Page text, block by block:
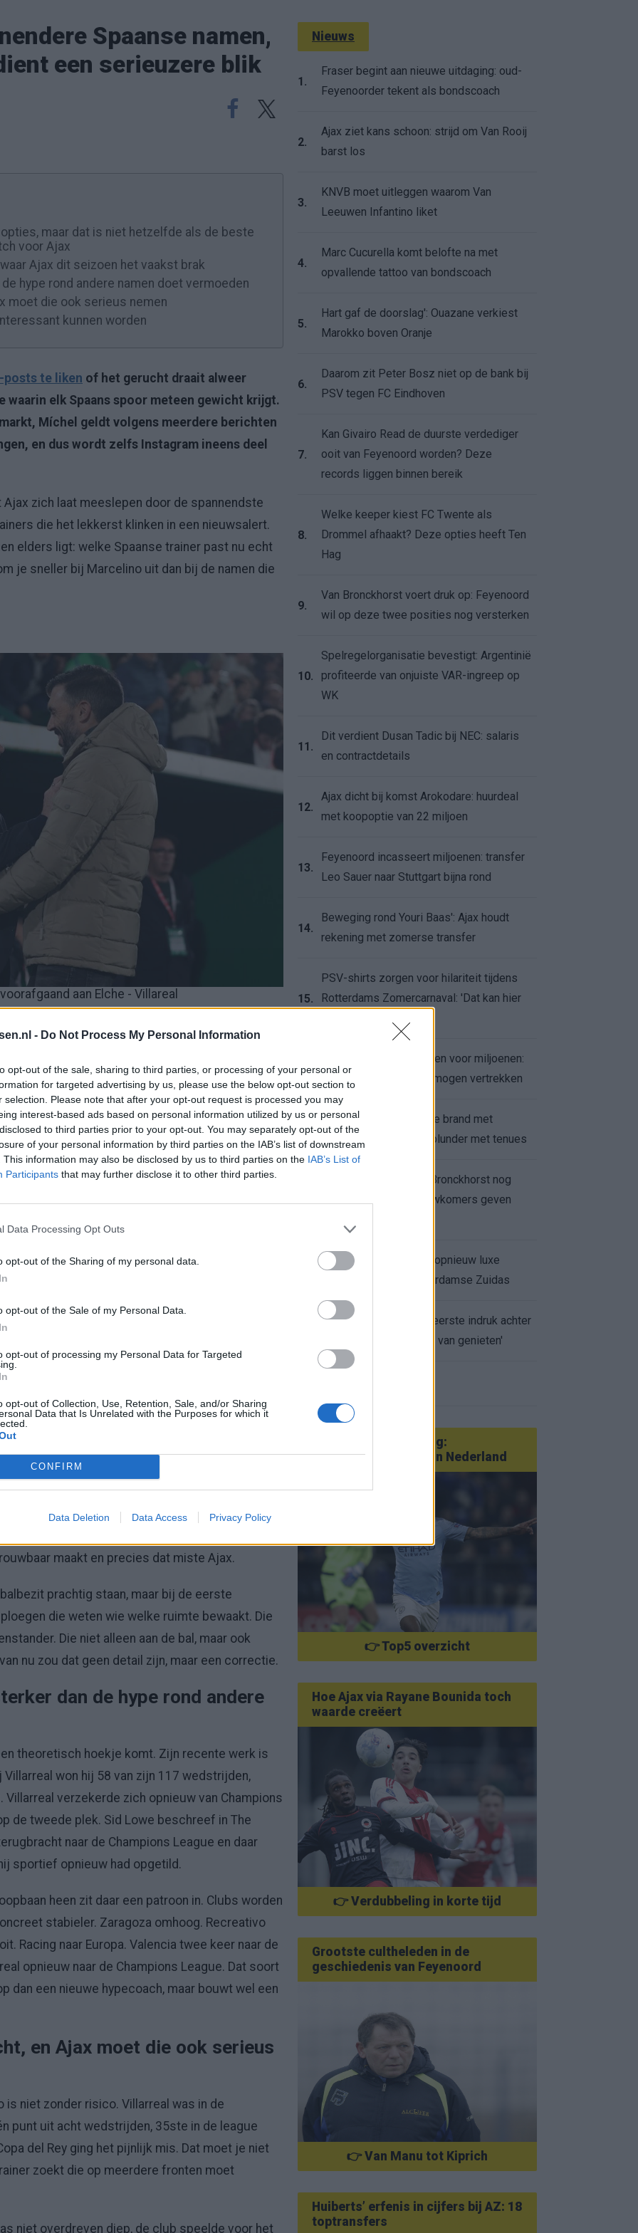
- Do Not Process My Personal Information
opt-out of the sale, sharing to third parties, or processing of your personal or
for targeted advertising by us, please use the below opt-out section to
selection. Please note that after your opt-out request is processed you may
interest-based ads based on personal information utilized by us or personal
to third parties prior to your opt-out. You may separately opt-out of the
of your personal information by third parties on the IAB’s list of downstream
This information may also be disclosed by us to third parties on the IAB’s List of
Participants that may further disclose it to other third parties.
Data Processing Opt Outs
opt-out of the Sharing of my personal data.
opt-out of the Sale of my Personal Data.
opt-out of processing my Personal Data for Targeted
opt-out of Collection, Use, Retention, Sale, and/or Sharing
Data that Is Unrelated with the Purposes for which it
CONFIRM
Data Deletion Data Access Privacy Policy
Spaanse namen,
een serieuzere blik
maar dat is niet hetzelfde als de beste
voor Ajax
Ajax dit seizoen het vaakst brak
hype rond andere namen doet vermoeden
moet die ook serieus nemen
kunnen worden
posts te liken of het gerucht draait alweer
waarin elk Spaans spoor meteen gewicht krijgt.
Míchel geldt volgens meerdere berichten
en dus wordt zelfs Instagram ineens deel
zich laat meeslepen door de spannendste
die het lekkerst klinken in een nieuwsalert.
elders ligt: welke Spaanse trainer past nu echt
je sneller bij Marcelino uit dan bij de namen die
aan Elche - Villareal
opties, maar dat is
voor Ajax
gekke namen. Míchel heeft bij Girona laten
in een ploeg kan krijgen. Sarabia heeft een
zoektocht en oogt als een trainer van deze tijd.
Ajax automatisch naar kijkt als er opnieuw
en passendheid zijn niet hetzelfde.
aan ideeën aan de bal. Het had vooral een tekort
voorzetten. In luchtduels. In de
waarop een tegenstander niet meedeed
voor duels, chaos en tweede ballen. Dan gaat
klinkt en meer over welke trainer een elftal
waar Ajax dit seizoen
moet worden dan nu gebeurt. Niet omdat hij
is.
en volwassen. Zijn ploegen zijn
lijnen, duidelijke pressingtriggers, weinig ruimte
van de as en snel verticaal denken zodra
dat meteen als romantisch wordt verkocht,
maakt en precies dat miste Ajax.
prachtig staan, maar bij de eerste
die weten wie welke ruimte bewaakt. Die
Die niet alleen aan de bal, maar ook
nu zou dat geen detail zijn, maar een correctie.
dan de hype rond andere
theoretisch hoekje komt. Zijn recente werk is
won hij 58 van zijn 117 wedstrijden,
verzekerde zich opnieuw van Champions
de tweede plek. Sid Lowe beschreef in The
naar de Champions League en daar
sportief opnieuw had opgetild.
heen zit daar een patroon in. Clubs worden
stabieler. Zaragoza omhoog. Recreativo
Racing naar Europa. Valencia twee keer naar de
opnieuw naar de Champions League. Dat soort
dan een nieuwe hypecoach, maar bouwt wel een
en Ajax moet die ook serieus
niet zonder risico. Villarreal was in de
punt uit acht wedstrijden, 35ste in de league
del Rey ging het pijnlijk mis. Dat moet je niet
zoekt die op meerdere fronten moet
niet overdreven diep, de club speelde voor het
Nieuws
1.
Fraser begint aan nieuwe uitdaging: oud-
Feyenoorder tekent als bondscoach
2.
Ajax ziet kans schoon: strijd om Van Rooij
barst los
3.
KNVB moet uitleggen waarom Van
Leeuwen Infantino liket
4.
Marc Cucurella komt belofte na met
opvallende tattoo van bondscoach
5.
Hart gaf de doorslag': Ouazane verkiest
Marokko boven Oranje
6.
Daarom zit Peter Bosz niet op de bank bij
PSV tegen FC Eindhoven
7.
Kan Givairo Read de duurste verdediger
ooit van Feyenoord worden? Deze
records liggen binnen bereik
8.
Welke keeper kiest FC Twente als
Drommel afhaakt? Deze opties heeft Ten
Hag
9.
Van Bronckhorst voert druk op: Feyenoord
wil op deze twee posities nog versterken
10.
Spelregelorganisatie bevestigt: Argentinië
profiteerde van onjuiste VAR-ingreep op
WK
11.
Dit verdient Dusan Tadic bij NEC: salaris
en contractdetails
12.
Ajax dicht bij komst Arokodare: huurdeal
met koopoptie van 22 miljoen
13.
Feyenoord incasseert miljoenen: transfer
Leo Sauer naar Stuttgart bijna rond
14.
Beweging rond Youri Baas': Ajax houdt
rekening met zomerse transfer
15.
PSV-shirts zorgen voor hilariteit tijdens
Rotterdams Zomercarnaval: 'Dat kan hier
16.
Feyenoord zet deur open voor miljoenen:
Ueda en Hadj Moussa mogen vertrekken
17.
Ajax helpt Burnley uit de brand met
afgeknipte sokken na blunder met tenues
Feyenoord onder Van Bronckhorst nog
altijd ongeslagen: nieuwkomers geven
Hakim Ziyech verhuurt opnieuw luxe
appartement op Amsterdamse Zuidas
Marcos Leonardo laat eerste indruk achter
bij Ajax: 'Hier gaan fans van genieten'
Van Götze tot Sterling:
statementtransfers in Nederland
👉 Top5 overzicht
Hoe Ajax via Rayane Bounida toch
waarde creëert
👉 Verdubbeling in korte tijd
Grootste cultheleden in de
geschiedenis van Feyenoord
👉 Van Manu tot Kiprich
Huiberts’ erfenis in cijfers bij AZ: 18
toptransfers